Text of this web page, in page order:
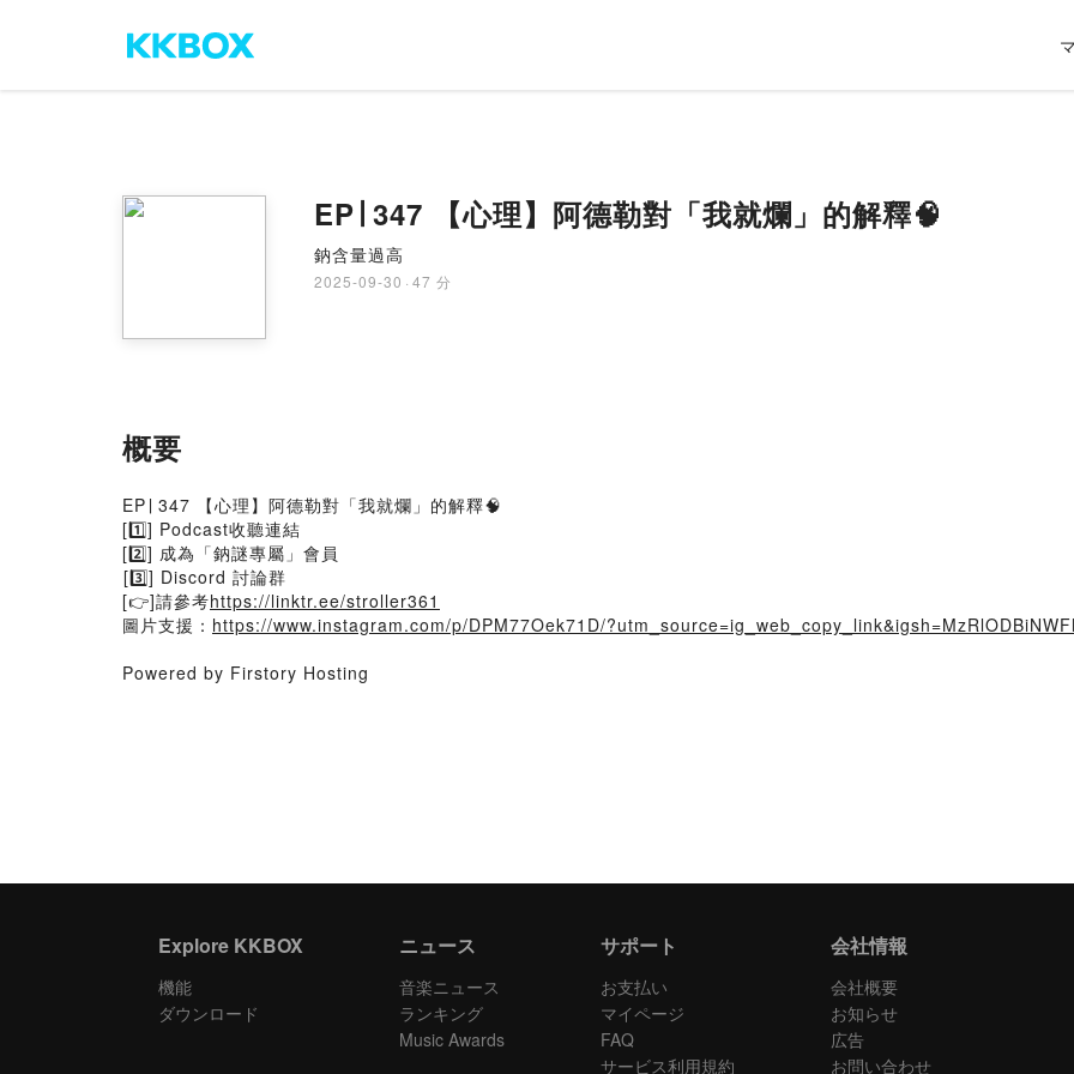
EP∣ 347 【心理】阿德勒對「我就爛」的解釋🧠
鈉含量過高
2025-09-30 · 47 分
概要
EP∣ 347 【心理】阿德勒對「我就爛」的解釋🧠
[1️⃣] Podcast收聽連結
[2️⃣] 成為「鈉謎專屬」會員
︎[3️⃣] Discord 討論群
[👉]請參考https://linktr.ee/stroller361
圖片支援： https://www.instagram.com/p/DPM77Oek71D/
Powered by Firstory Hosting
Explore KKBOX
機能
ダウンロード
ニュース
音楽ニュース
ランキング
Music Awards
サポート
お支払い
マイページ
FAQ
サービス利用規約
会社情報
会社概要
お知らせ
広告
お問い合わせ